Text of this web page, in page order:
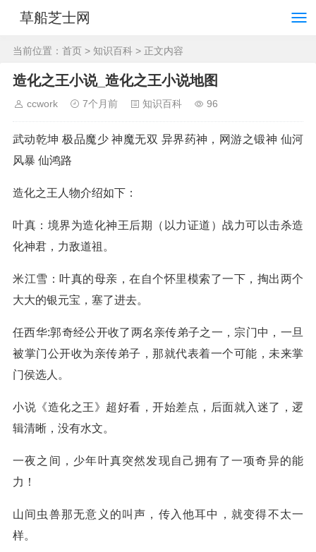
草船芝士网
当前位置： 首页 > 知识百科 > 正文内容
造化之王小说_造化之王小说地图
ccwork 7个月前 知识百科 96
武动乾坤 极品魔少 神魔无双 异界药神，网游之锻神 仙河
风暴 仙鸿路
造化之王人物介绍如下：
叶真：境界为造化神王后期（以力证道）战力可以击杀造
化神君，力敌道祖。
米江雪：叶真的母亲，在自个怀里模索了一下，掏出两个
大大的银元宝，塞了进去。
任西华:郭奇经公开收了两名亲传弟子之一，宗门中，一旦
被掌门公开收为亲传弟子，那就代表着一个可能，未来掌
门侯选人。
小说《造化之王》超好看，开始差点，后面就入迷了，逻
辑清晰，没有水文。
一夜之间，少年叶真突然发现自己拥有了一项奇异的能
力！
山间虫兽那无意义的叫声，传入他耳中，就变得不太一
样。